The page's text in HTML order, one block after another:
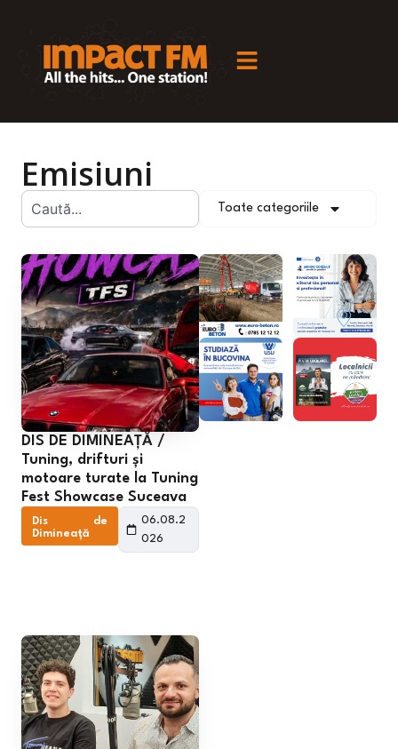
Emisiuni
Toate categoriile
DIS DE DIMINEAȚĂ /
Tuning, drifturi și
motoare turate la Tuning
Fest Showcase Suceava
Dis de
Dimineață
06.08.2
026